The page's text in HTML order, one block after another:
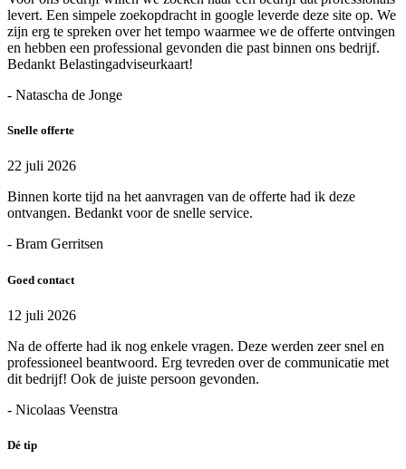
levert. Een simpele zoekopdracht in google leverde deze site op. We
zijn erg te spreken over het tempo waarmee we de offerte ontvingen
en hebben een professional gevonden die past binnen ons bedrijf.
Bedankt Belastingadviseurkaart!
- Natascha de Jonge
Snelle offerte
22 juli 2026
Binnen korte tijd na het aanvragen van de offerte had ik deze
ontvangen. Bedankt voor de snelle service.
- Bram Gerritsen
Goed contact
12 juli 2026
Na de offerte had ik nog enkele vragen. Deze werden zeer snel en
professioneel beantwoord. Erg tevreden over de communicatie met
dit bedrijf! Ook de juiste persoon gevonden.
- Nicolaas Veenstra
Dé tip